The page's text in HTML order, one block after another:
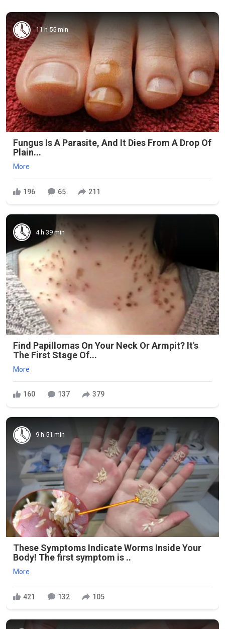
11 h 55 min
Fungus Is A Parasite, And It Dies From A Drop Of
Plain...
More
196 65 211
4 h 39 min
Find Papillomas On Your Neck Or Armpit? It's
The First Stage Of...
More
160 137 379
9 h 51 min
These Symptoms Indicate Worms Inside Your
Body! The first symptom is ..
More
421 132 105